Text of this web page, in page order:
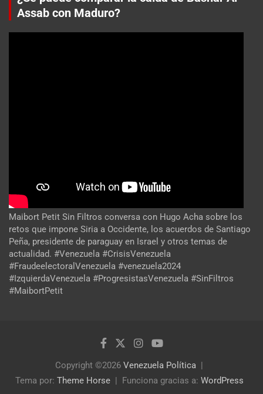
Assab con Maduro?
Maibort Petit Sin Filtros conversa con Hugo Acha sobre los
retos que impone Siria a Occidente, los acuerdos de Santiago
Peña, presidente de paraguay en Israel y otros temas de
actualidad. #Venezuela #CrisisVenezuela
#FraudeelectoralVenezuela #venezuela2024
#IzquierdaVenezuela #ProgresistasVenezuela #SinFiltros
#MaibortPetit
Copyright ©2026 Venezuela Política
Tema por: Theme Horse Funciona gracias a: WordPress